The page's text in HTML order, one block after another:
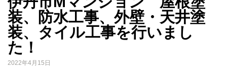
装、防水工事、外壁・天井塗
装、タイル工事を行いまし
た！
2022年4月15日